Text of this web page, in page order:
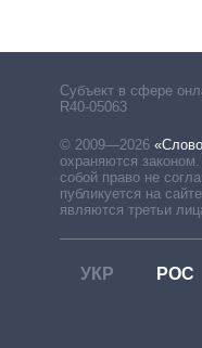
Субъект в сфере
R40-05063
© 2009—2026
охраняются
собой право не
публикуется на
являются третьи
УКР РОС